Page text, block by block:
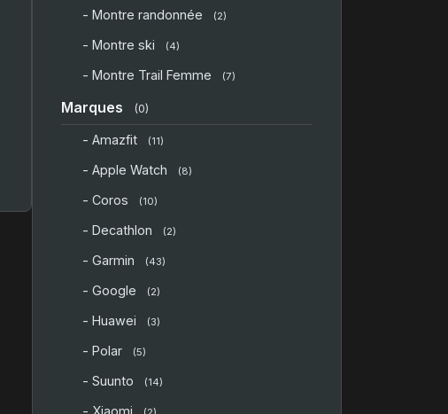
- Montre randonnée (2)
- Montre ski (4)
- Montre Trail Femme (7)
Marques (0)
- Amazfit (11)
- Apple Watch (8)
- Coros (10)
- Decathlon (2)
- Garmin (43)
- Google (2)
- Huawei (3)
- Polar (5)
- Suunto (14)
- Xiaomi